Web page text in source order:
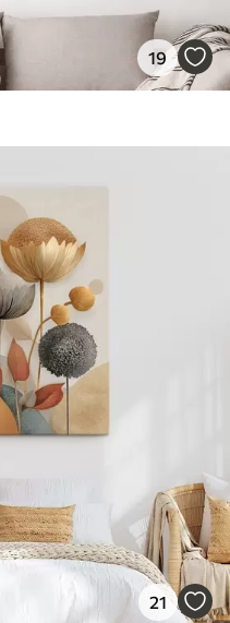
19
21